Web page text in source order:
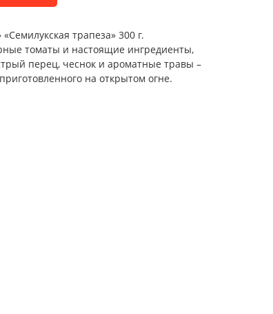
трапеза» 300 г.
томаты и настоящие ингредиенты,
перец, чеснок и ароматные травы –
на открытом огне.